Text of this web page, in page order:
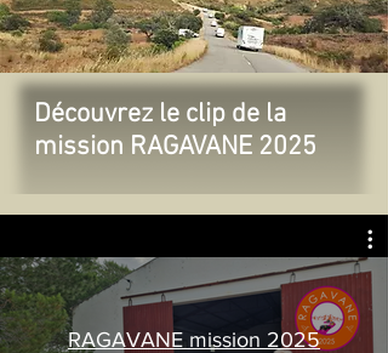
Découvrez le clip de la
mission RAGAVANE 2025
RAGAVANE mission 2025